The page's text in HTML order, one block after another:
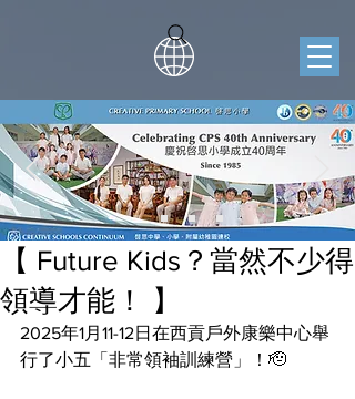
【 Future Kids？當然不少得
領導才能！ 】
2025年1月11-12日在西貢戶外康樂中心舉
行了小五「非常領袖訓練營」！🫡